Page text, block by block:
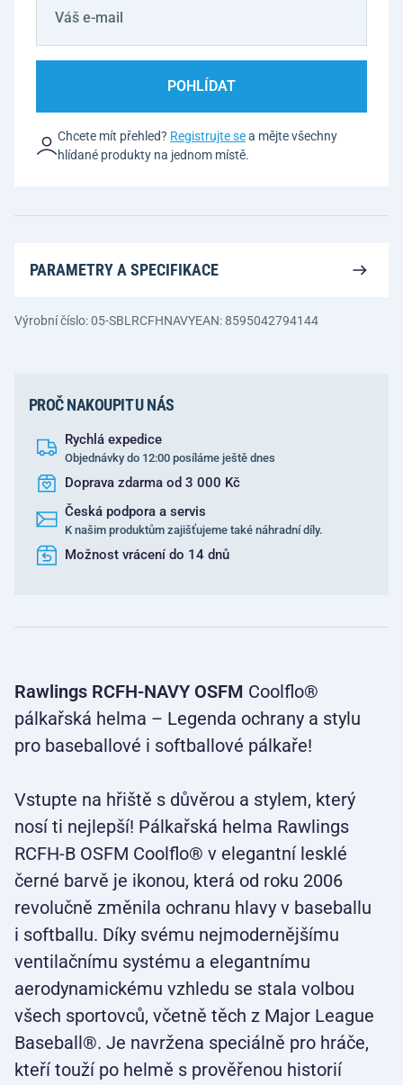
POHLÍDAT
Chcete mít přehled? Registrujte sea mějte všechny
hlídané produkty na jednom místě.
PARAMETRY A SPECIFIKACE
Výrobní číslo: 05-SBLRCFHNAVYEAN: 8595042794144
PROČ NAKOUPIT U NÁS
Rychlá expedice
Objednávky do 12:00 posíláme ještě dnes
Doprava zdarma od 3 000 Kč
Česká podpora a servis
K našim produktům zajišťujeme také náhradní díly.
Možnost vrácení do 14 dnů
Rawlings RCFH-NAVY OSFM Coolflo®
pálkařská helma – Legenda ochrany a stylu
pro baseballové i softballové pálkaře!
Vstupte na hřiště s důvěrou a stylem, který
nosí ti nejlepší! Pálkařská helma Rawlings
RCFH-B OSFM Coolflo® v elegantní lesklé
černé barvě je ikonou, která od roku 2006
revolučně změnila ochranu hlavy v baseballu
i softballu. Díky svému nejmodernějšímu
ventilačnímu systému a elegantnímu
aerodynamickému vzhledu se stala volbou
všech sportovců, včetně těch z Major League
Baseball®. Je navržena speciálně pro hráče,
kteří touží po helmě s prověřenou historií